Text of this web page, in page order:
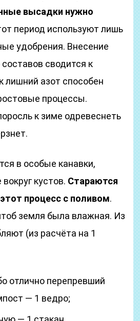
высадки нужно
период используют лишь
удобрения. Внесение
сводится к
лишний азот способен
процессы.
к зиме одревеснеть
в особые канавки,
кустов. Стараются
процесс с поливом.
земля была влажная. Из
(из расчёта на 1
отлично перепревший
— 1 ведро;